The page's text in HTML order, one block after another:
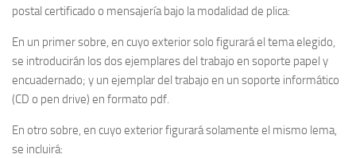
postal certificado o mensajería bajo la modalidad de plica:
En un primer sobre, en cuyo exterior solo figurará el tema elegido,
se introducirán los dos ejemplares del trabajo en soporte papel y
encuadernado; y un ejemplar del trabajo en un soporte informático
(CD o pen drive) en formato pdf.
En otro sobre, en cuyo exterior figurará solamente el mismo lema,
se incluirá: